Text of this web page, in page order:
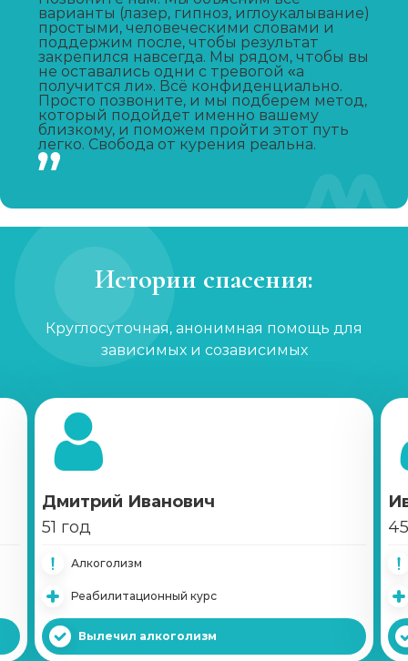
от 1 800 ₽ Записаться
Кодирование от табакокурения
от 1 800 ₽ Записаться
Лечение пищевой зависимости
Лечение интернет-зависимости
варианты (лазер, гипноз, иглоукалывание)
простыми, человеческими словами и
поддержим после, чтобы результат
закрепился навсегда. Мы рядом, чтобы вы
не оставались одни с тревогой «а
получится ли». Всё конфиденциально.
Просто позвоните, и мы подберем метод,
который подойдет именно вашему
близкому, и поможем пройти этот путь
легко. Свобода от курения реальна.
Истории спасения:
Круглосуточная, анонимная помощь для
зависимых и созависимых
Дмитрий Иванович
51 год
Алкоголизм
Реабилитационный курс
Вылечил алкоголизм